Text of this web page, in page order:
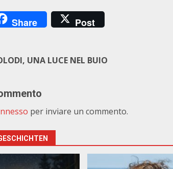
Share Post
UNA LUCE NEL BUIO
per inviare un commento.